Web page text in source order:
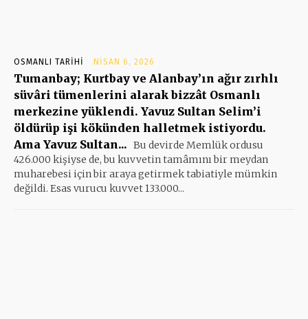
OSMANLI TARIHI NISAN 6, 2026
Tumanbay; Kurtbay ve Alanbay’ın ağır zırhlı
süvâri tümenlerini alarak bizzât Osmanlı
merkezine yüklendi. Yavuz Sultan Selim’i
öldürüp işi kökünden halletmek istiyordu.
Ama Yavuz Sultan... Bu devirde Memlük ordusu
426.000 kişiyse de, bu kuvvetin tamâmını bir meydan
muharebesi için bir araya getirmek tabiatiyle mümkin
değildi. Esas vurucu kuvvet 133.000...